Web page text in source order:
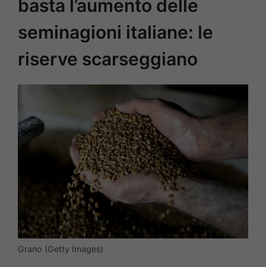
basta l’aumento delle
seminagioni italiane: le
riserve scarseggiano
Grano (Getty Images)